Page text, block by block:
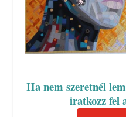
Ha nem szeretnél
iratkozz fel